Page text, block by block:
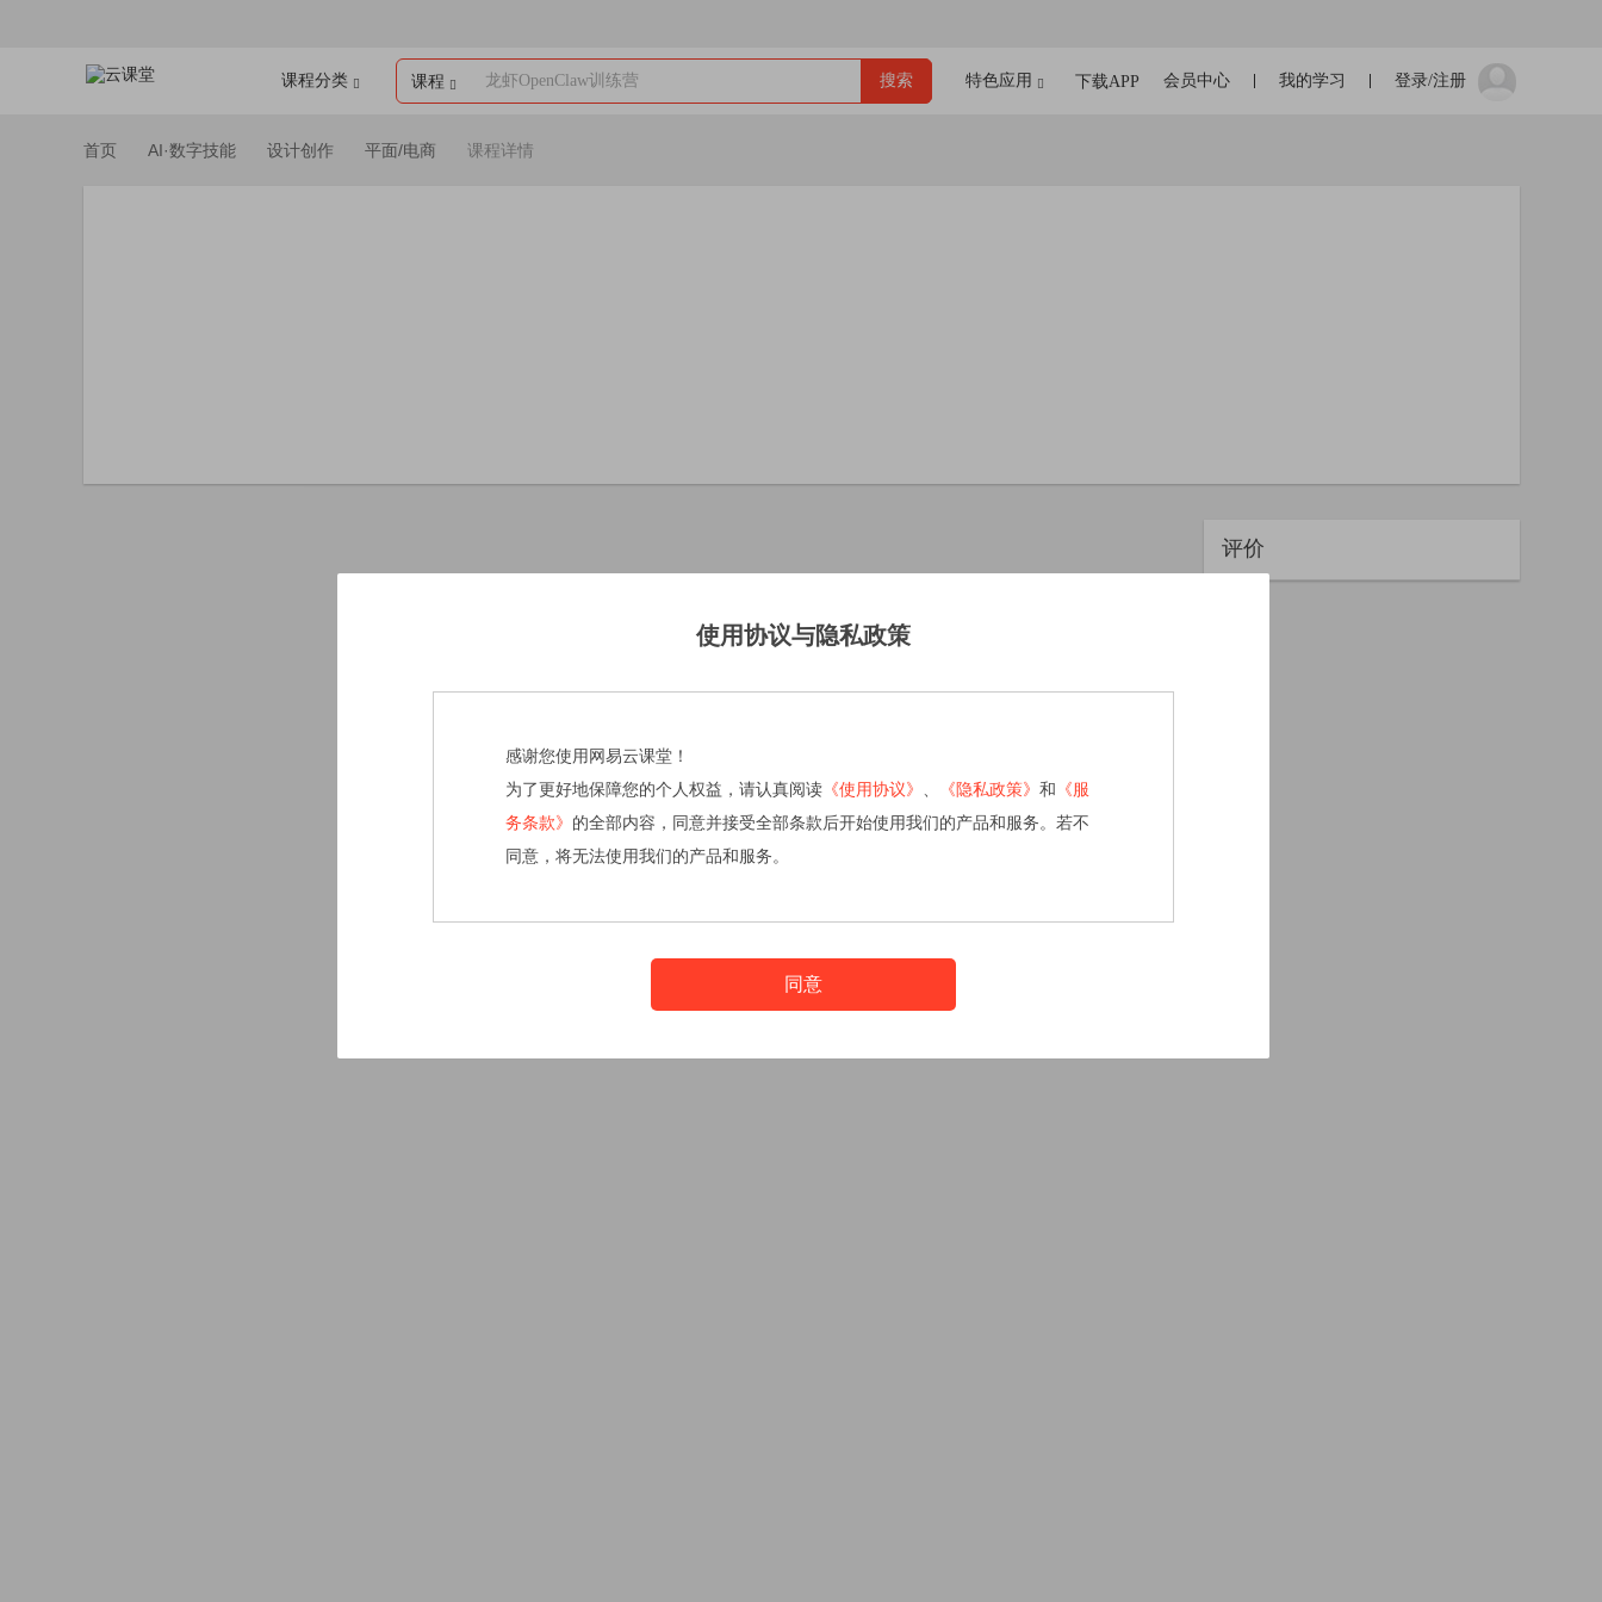
课程分类 课程 龙虾OpenClaw训练营 搜索 特色应用 下载APP 登录/注册
我的学习
会员中心
首页 AI·数字技能 设计创作 平面/电商 课程详情
评价
使用协议与隐私政策
感谢您使用网易云课堂！
为了更好地保障您的个人权益，请认真阅读 《使用协议》 《隐私政策》 和 《服
务条款》 的全部内容，同意并接受全部条款后开始使用我们的产品和服务。若不
同意，将无法使用我们的产品和服务。
同意